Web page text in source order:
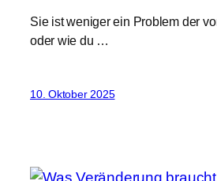
Sie ist weniger ein Problem der
oder wie du …
10. Oktober 2025